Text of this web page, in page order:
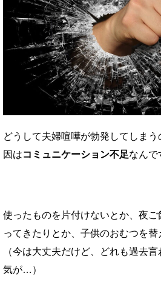
どうして夫婦喧嘩が勃発してしま
因はコミュニケーション不足なんで
使ったものを片付けないとか、夜
ってきたりとか、子供のおむつを
（今は大丈夫だけど、どれも過去
気が…）